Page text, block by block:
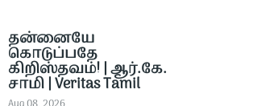
தன்னையே
கொடுப்பதே
கிறிஸ்தவம்! | ஆர்.கே.
சாமி | Veritas Tamil